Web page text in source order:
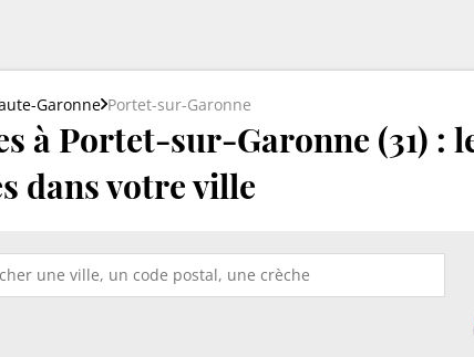
Garonne Portet-sur-Garonne
à Portet-sur-Garonne (31) :
dans votre ville